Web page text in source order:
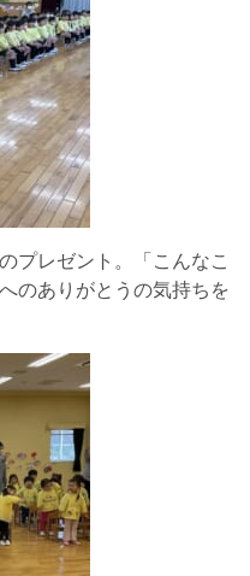
プレゼント。「こんなこ
のありがとうの気持ちを